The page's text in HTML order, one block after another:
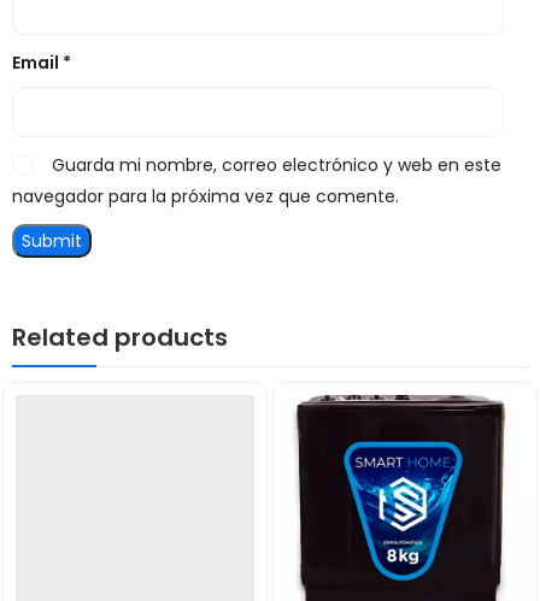
Email *
Guarda mi nombre, correo electrónico y web en este
navegador para la próxima vez que comente.
Related products